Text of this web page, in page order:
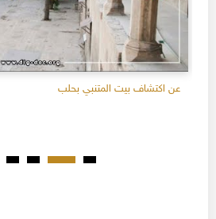
عن اكتشاف بيت المتنبي بحلب